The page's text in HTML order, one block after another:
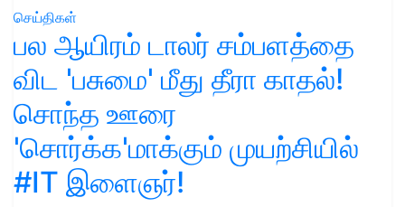
செய்திகள்
பல ஆயிரம் டாலர் சம்பளத்தை
விட 'பசுமை' மீது தீரா காதல்!
சொந்த ஊரை
'சொர்க்க'மாக்கும் முயற்சியில்
#IT இளைஞர்!